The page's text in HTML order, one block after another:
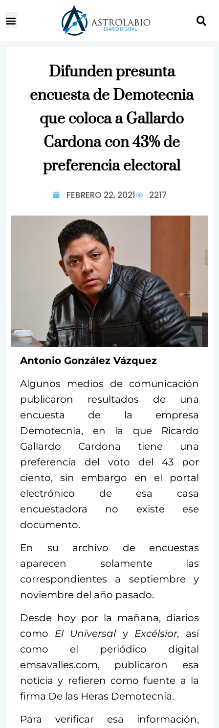
Difunden presunta
encuesta de Demotecnia
que coloca a Gallardo
Cardona con 43% de
preferencia electoral
FEBRERO 22, 2021 2217
Antonio González Vázquez
Algunos medios de comunicación
publicaron resultados de una
encuesta de la empresa
Demotecnia, en la que Ricardo
Gallardo Cardona tiene una
preferencia del voto del 43 por
ciento, sin embargo en el portal
electrónico de esa casa
encuestadora no existe ese
documento.
En su archivo de encuestas
aparecen solamente las
correspondientes a septiembre y
noviembre del año pasado.
Desde hoy por la mañana, diarios
como El Universaly Excélsior, así
como el periódico digital
emsavalles.com, publicaron esa
noticia y refieren como fuente a la
firma De las Heras Demotecnia.
Para verificar esa información,